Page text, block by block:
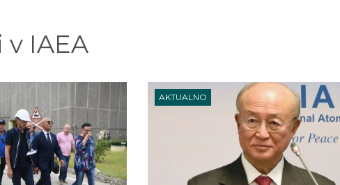
v IAEA
AKTUALNO